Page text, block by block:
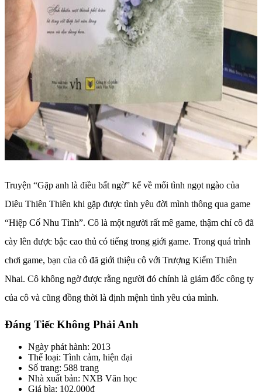
Truyện “Gặp anh là điều bất ngờ” kể về mối tình ngọt ngào của
Diêu Thiên Thiên khi gặp được tình yêu đời mình thông qua game
“Hiệp Cố Nhu Tình”. Cô là một người rất mê game, thậm chí cô đã
cày lên được bậc cao thủ có tiếng trong giới game. Trong quá trình
chơi game, bạn của cô đã giới thiệu cô với Trượng Kiếm Thiên
Nhai. Cô không ngờ được rằng người đó chính là giám đốc công ty
của cô và cũng đồng thời là định mệnh tình yêu của mình.
Đáng Tiếc Không Phải Anh
Ngày phát hành: 2013
Thể loại: Tình cảm, hiện đại
Số trang: 588 trang
Nhà xuất bản: NXB Văn học
Giá bìa: 102.000đ